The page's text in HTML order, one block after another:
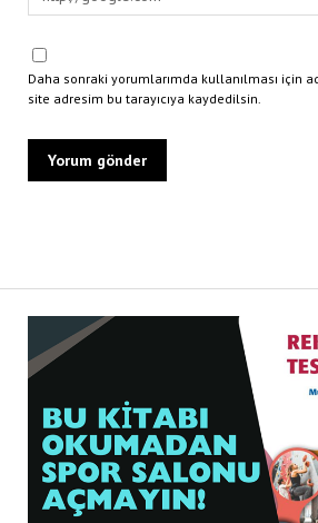
Daha sonraki yorumlarımda kullanılması için
site adresim bu tarayıcıya kaydedilsin.